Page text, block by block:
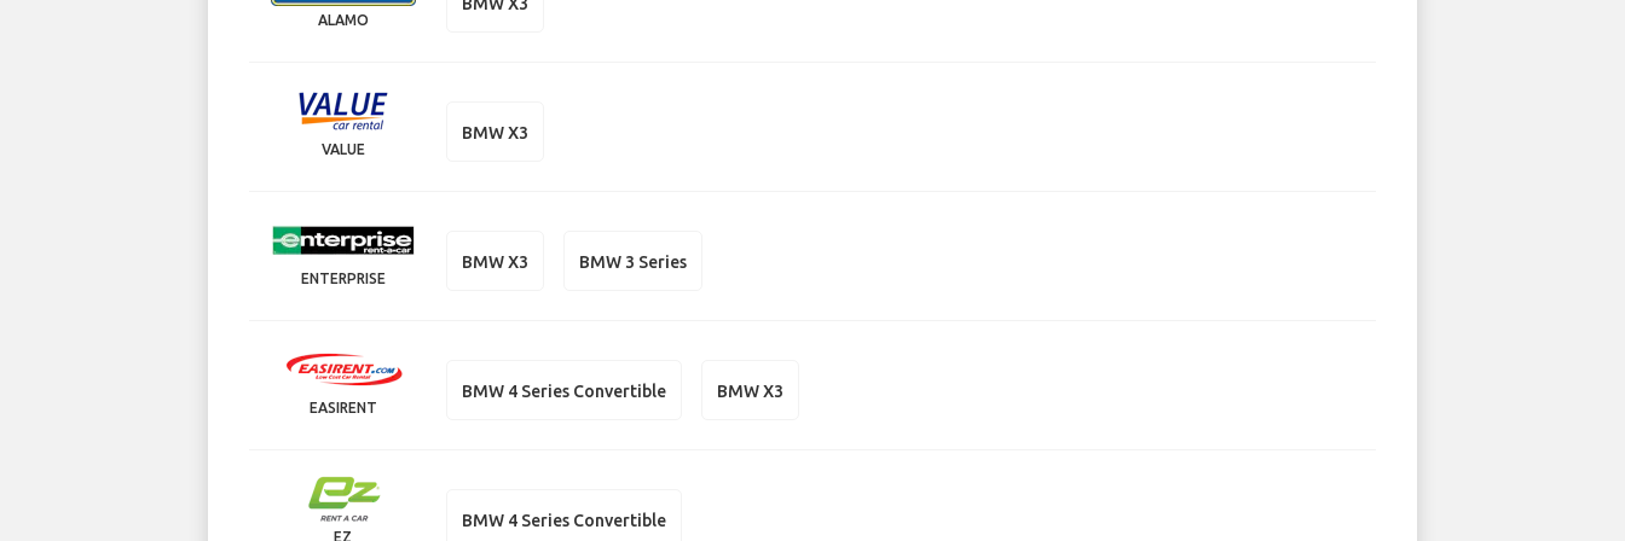
ALAMO
VALUE
BMW X3
ENTERPRISE
BMW X3 BMW 3 Series
EASIRENT
BMW 4 Series Convertible BMW X3
EZ
BMW 4 Series Convertible